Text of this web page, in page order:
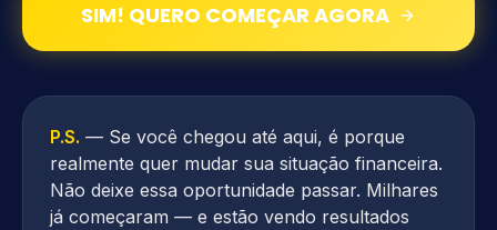
SIM! QUERO COMEÇAR AGORA
P.S. — Se você chegou até aqui, é porque
realmente quer mudar sua situação financeira.
Não deixe essa oportunidade passar. Milhares
já começaram — e estão vendo resultados